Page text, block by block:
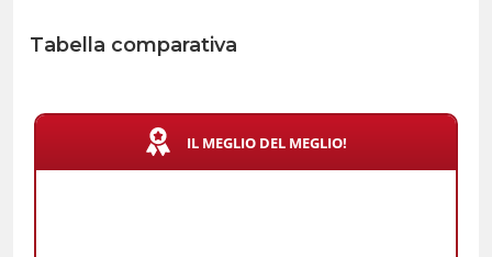
Tabella comparativa
IL MEGLIO DEL MEGLIO!